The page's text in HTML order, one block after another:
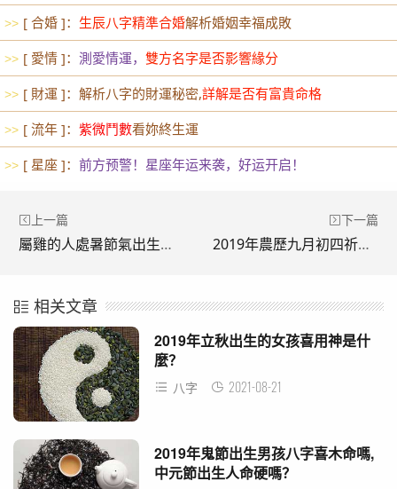
>> [ 合婚 ]： 生辰八字精準合婚解析婚姻幸福成敗
>> [ 愛情 ]： 測愛情運， 雙方名字是否影響緣分
>> [ 財運 ]：解析八字的財運秘密,詳解是否有富貴命格
>> [ 流年 ]： 紫微鬥數看妳終生運
>> [ 星座 ]： 前方预警！星座年运来袭，好运开启！
上一篇
屬雞的人處暑節氣出生命運怎麼樣？
下一篇
2019年農歷九月初四祈福好不好祈福有什麼講究忌諱？
相关文章
2019年立秋出生的女孩喜用神是什
麼？
八字 2021-08-21
2019年鬼節出生男孩八字喜木命嗎,
中元節出生人命硬嗎？